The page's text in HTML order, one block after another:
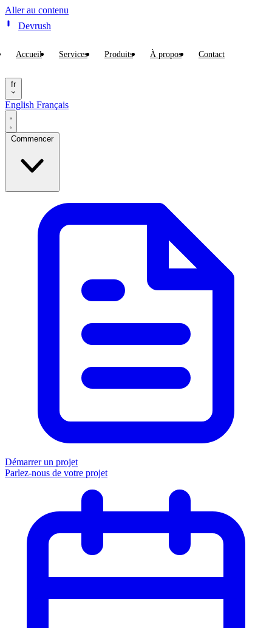
Aller au contenu
Devrush
Accueil Services Produits À propos Contact
fr
English Français
Commencer
Démarrer un projet
Parlez-nous de votre projet